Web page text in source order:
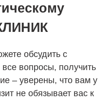
обсудить с
вопросы, получить
– уверены, что вам у
не обязывает вас к